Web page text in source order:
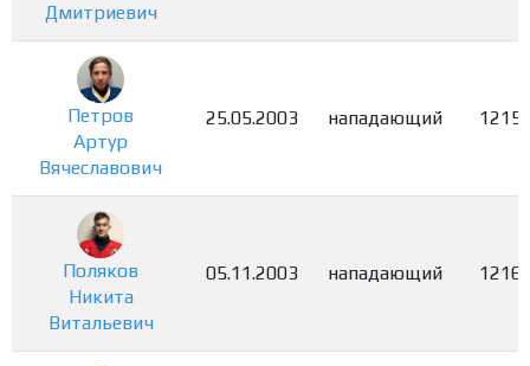
Дмитриевич
Петров
Артур
Вячеславович
25.05.2003 нападающий 1215
Поляков
Никита
Витальевич
05.11.2003 нападающий 1216